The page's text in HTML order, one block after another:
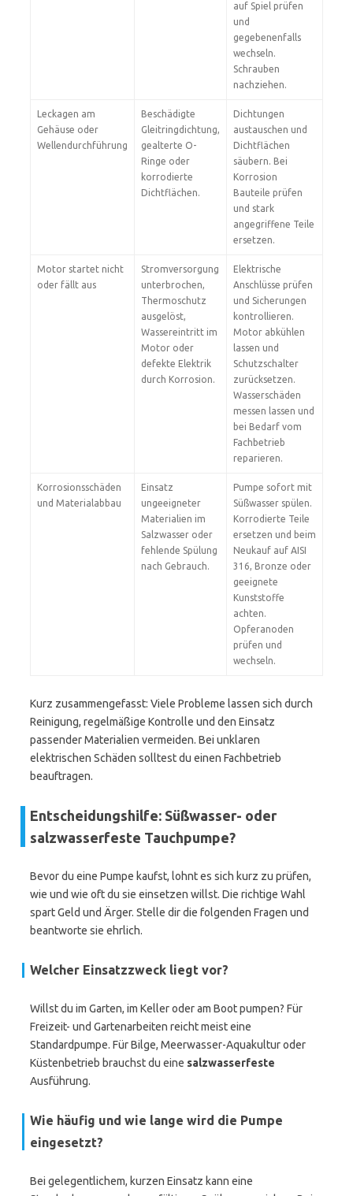
auf Spiel prüfen
und
gegebenenfalls
wechseln.
Schrauben
nachziehen.
Leckagen am
Gehäuse oder
Wellendurchführung
Beschädigte
Gleitringdichtung,
gealterte O-
Ringe oder
korrodierte
Dichtflächen.
Dichtungen
austauschen und
Dichtflächen
säubern. Bei
Korrosion
Bauteile prüfen
und stark
angegriffene Teile
ersetzen.
Motor startet nicht
oder fällt aus
Stromversorgung
unterbrochen,
Thermoschutz
ausgelöst,
Wassereintritt im
Motor oder
defekte Elektrik
durch Korrosion.
Elektrische
Anschlüsse prüfen
und Sicherungen
kontrollieren.
Motor abkühlen
lassen und
Schutzschalter
zurücksetzen.
Wasserschäden
messen lassen und
bei Bedarf vom
Fachbetrieb
reparieren.
Korrosionsschäden
und Materialabbau
Einsatz
ungeeigneter
Materialien im
Salzwasser oder
fehlende Spülung
nach Gebrauch.
Pumpe sofort mit
Süßwasser spülen.
Korrodierte Teile
ersetzen und beim
Neukauf auf AISI
316, Bronze oder
geeignete
Kunststoffe
achten.
Opferanoden
prüfen und
wechseln.
Kurz zusammengefasst: Viele Probleme lassen sich durch
Reinigung, regelmäßige Kontrolle und den Einsatz
passender Materialien vermeiden. Bei unklaren
elektrischen Schäden solltest du einen Fachbetrieb
beauftragen.
Entscheidungshilfe: Süßwasser- oder
salzwasserfeste Tauchpumpe?
Bevor du eine Pumpe kaufst, lohnt es sich kurz zu prüfen,
wie und wie oft du sie einsetzen willst. Die richtige Wahl
spart Geld und Ärger. Stelle dir die folgenden Fragen und
beantworte sie ehrlich.
Welcher Einsatzzweck liegt vor?
Willst du im Garten, im Keller oder am Boot pumpen? Für
Freizeit- und Gartenarbeiten reicht meist eine
Standardpumpe. Für Bilge, Meerwasser-Aquakultur oder
Küstenbetrieb brauchst du eine salzwasserfeste
Ausführung.
Wie häufig und wie lange wird die Pumpe
eingesetzt?
Bei gelegentlichem, kurzen Einsatz kann eine